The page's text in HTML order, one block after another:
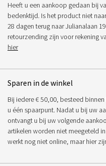
Heeft u een aankoop gedaan bij
bedenktijd. Is het product niet
28 dagen terug naar Julianalaan
retourzending zijn voor rekening
hier
Sparen in de winkel
Bij iedere € 50,00, besteed
u één spaarpunt. Nadat u bij uw
ontvangt u bij uw volgende
artikelen worden niet meegeteld
werkt nog niet online, maar hier